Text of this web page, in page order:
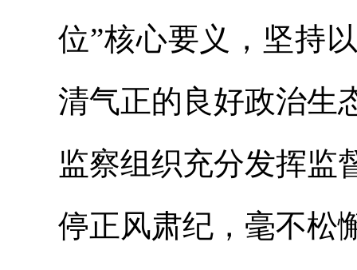
位”核心要义，坚持
清气正的良好政治生
监察组织充分发挥监
停正风肃纪，毫不松